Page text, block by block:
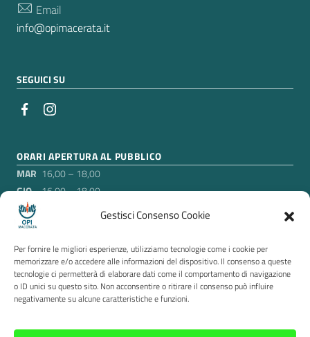
Gestisci Consenso Cookie
Per fornire le migliori esperienze, utilizziamo tecnologie come i cookie per
memorizzare e/o accedere alle informazioni del dispositivo. Il consenso a queste
tecnologie ci permetterà di elaborare dati come il comportamento di navigazione
o ID unici su questo sito. Non acconsentire o ritirare il consenso può influire
negativamente su alcune caratteristiche e funzioni.
Email
info@opimacerata.it
SEGUICI SU
ORARI APERTURA AL PUBBLICO
MAR 16,00 – 18,00
GIO
16,00 – 18,00
Nei mesi di luglio e agosto, esclusa la settimana di
soltanto il martedì pomeriggio, agli orari suddetti.
Sezione Link Utili
Privacy | Cookie policy | Contatti |